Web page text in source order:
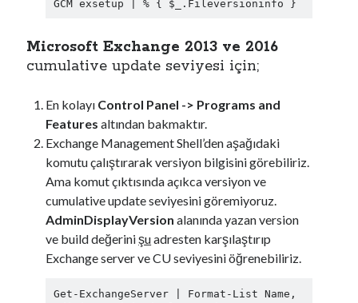
ı
ı
n
x
h
a
n
g
e
P
e
GCM exsetup | % { $_.Fileversioninfo }
Microsoft Exchange 2013 ve 2016
cumulative update seviyesi için;
En kolayı Control Panel -> Programs and
Features altından bakmaktır.
Exchange Management Shell’den aşağıdaki
komutu çalıştırarak versiyon bilgisini görebiliriz.
Ama komut çıktısında açıkca versiyon ve
cumulative update seviyesini göremiyoruz.
AdminDisplayVersion alanında yazan version
ve build değerinişuadresten karşılaştırıp
Exchange server ve CU seviyesini öğrenebiliriz.
Get-ExchangeServer | Format-List Name,